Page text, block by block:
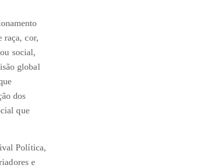
raça, cor,
social,
global
dos
que
Política,
e